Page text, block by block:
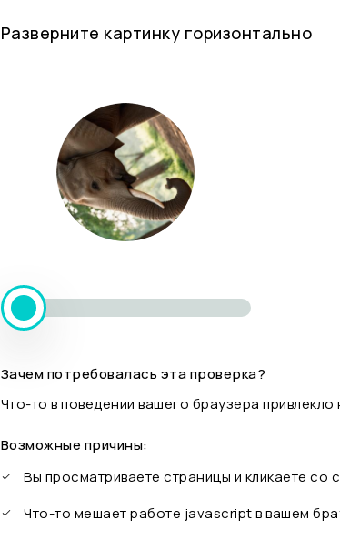
Разверните картинку горизонтально
Зачем потребовалась эта проверка?
Что-то в поведении вашего браузера
Возможные причины:
Вы просматриваете страницы и кликаете
Что-то мешает работе javascript в вашем